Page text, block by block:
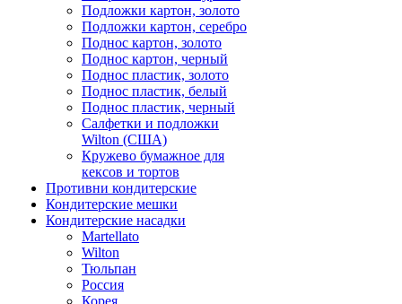
Подложки картон, золото
Подложки картон, серебро
Поднос картон, золото
Поднос картон, черный
Поднос пластик, золото
Поднос пластик, белый
Поднос пластик, черный
Салфетки и подложки
Wilton (США)
Кружево бумажное для
кексов и тортов
Противни кондитерские
Кондитерские мешки
Кондитерские насадки
Martellato
Wilton
Тюльпан
Россия
Корея